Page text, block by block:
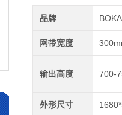
品牌
网带宽度
输出高度 700-
外形尺寸